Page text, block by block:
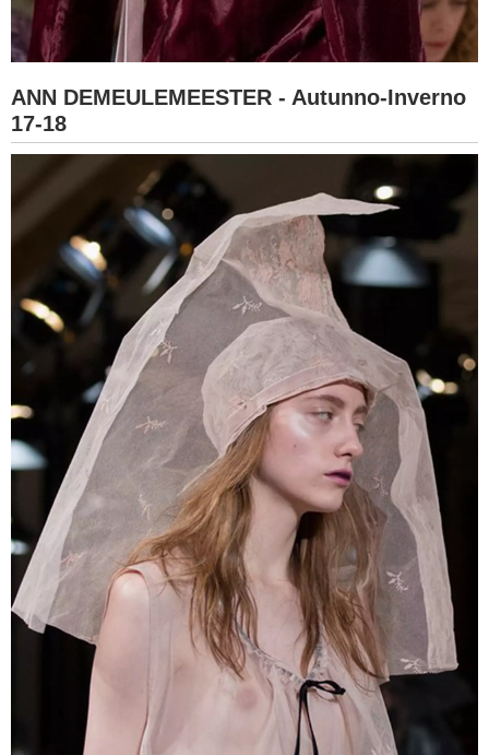
ANN DEMEULEMEESTER - Autunno-Inverno
17-18